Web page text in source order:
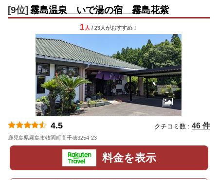
[9位] 霧島温泉 いで湯の宿 霧島花紫
1 人 / 23人がおすすめ！
4.5 クチコミ数 : 46 件
鹿児島県霧島市牧園町高千穂3254-23
料金を表示